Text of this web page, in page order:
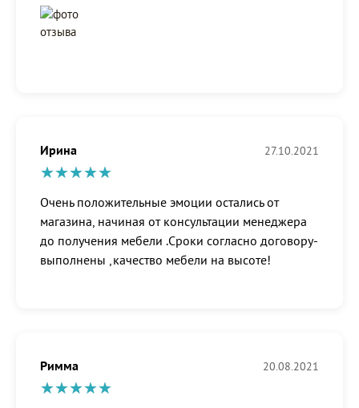
Ирина 27.10.2021
Очень положительные эмоции остались от
магазина, начиная от консультации менеджера
до получения мебели .Сроки согласно договору-
выполнены ,качество мебели на высоте!
Римма 20.08.2021